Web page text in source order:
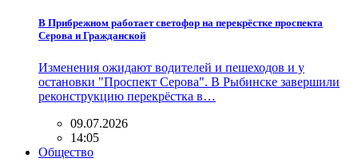
В Прибрежном работает светофор на перекрёстке проспекта
Серова и Гражданской
Изменения ожидают водителей и пешеходов и у
остановки "Проспект Серова". В Рыбинске завершили
реконструкцию перекрёстка в…
09.07.2026
14:05
Общество